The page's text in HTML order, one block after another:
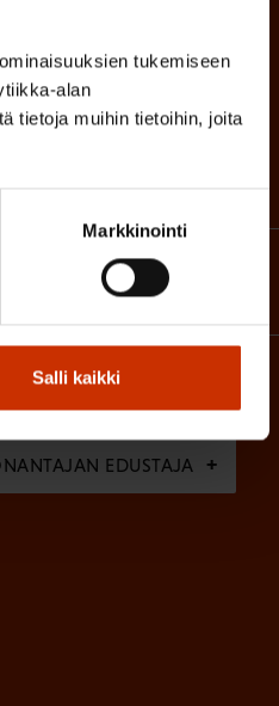
tukemiseen
alan
tietoja muihin tietoihin, joita
Markkinointi
Salli kaikki
EDUSTAJA